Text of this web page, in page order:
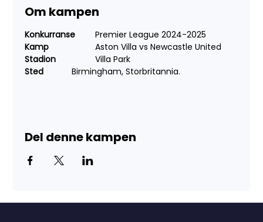
Om kampen
Konkurranse
	Premier League 2024-2025
Kamp
		Aston Villa vs Newcastle United
	Villa Park
Sted
		Birmingham, Storbritannia.
Del denne kampen